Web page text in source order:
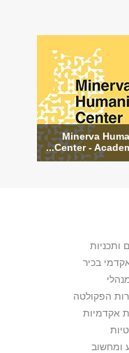
Minerva
Center -
ותכניות
בכיר
הפקולטה
אקדמיות
ומחשוב